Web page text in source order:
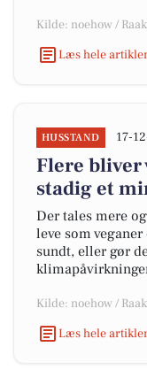
Kilde: noehow /
Læs hele
HUSSTAND 17-
Flere bliver
stadig et
Der tales mere
leve som
sundt, eller gør
Kilde: noehow /
Læs hele